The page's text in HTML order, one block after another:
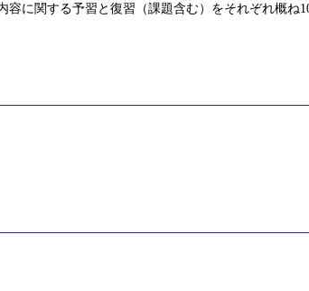
に関する予習と復習（課題含む）をそれぞれ概ね